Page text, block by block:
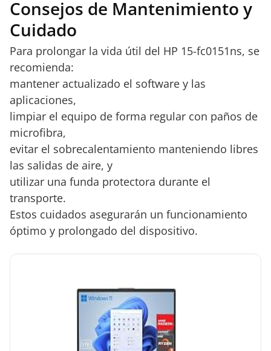
Consejos de Mantenimiento y
Cuidado
Para prolongar la vida útil del HP 15-fc0151ns, se
recomienda:
mantener actualizado el software y las
aplicaciones,
limpiar el equipo de forma regular con paños de
microfibra,
evitar el sobrecalentamiento manteniendo libres
las salidas de aire, y
utilizar una funda protectora durante el
transporte.
Estos cuidados asegurarán un funcionamiento
óptimo y prolongado del dispositivo.